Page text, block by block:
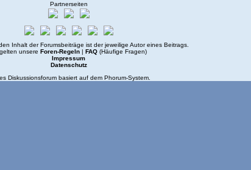
Partnerseiten
Inhalt der Forumsbeiträge ist der jeweilige Autor eines Beitrags.
unsere Foren-Regeln FAQ (Häufige Fragen)
Impressum
Datenschutz
Diskussionsforum basiert auf dem Phorum-System.